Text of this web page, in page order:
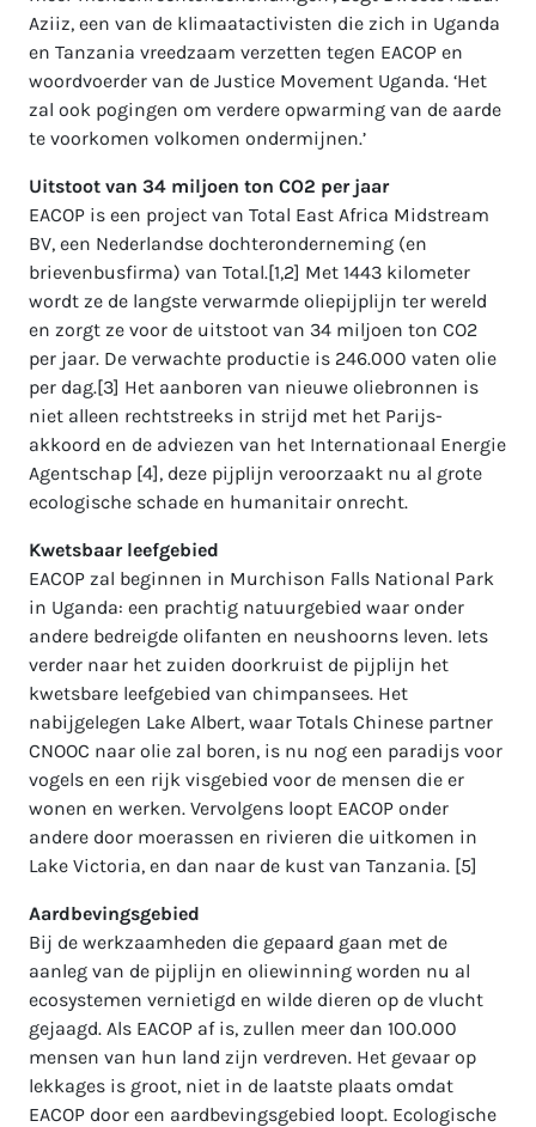
Aziiz, een van de klimaatactivisten die zich in Uganda
en Tanzania vreedzaam verzetten tegen EACOP en
woordvoerder van de Justice Movement Uganda. ‘Het
zal ook pogingen om verdere opwarming van de aarde
te voorkomen volkomen ondermijnen.’
Uitstoot van 34 miljoen ton CO2 per jaar
EACOP is een project van Total East Africa Midstream
BV, een Nederlandse dochteronderneming (en
brievenbusfirma) van Total.[1,2] Met 1443 kilometer
wordt ze de langste verwarmde oliepijplijn ter wereld
en zorgt ze voor de uitstoot van 34 miljoen ton CO2
per jaar. De verwachte productie is 246.000 vaten olie
per dag.[3] Het aanboren van nieuwe oliebronnen is
niet alleen rechtstreeks in strijd met het Parijs-
akkoord en de adviezen van het Internationaal Energie
Agentschap [4], deze pijplijn veroorzaakt nu al grote
ecologische schade en humanitair onrecht.
Kwetsbaar leefgebied
EACOP zal beginnen in Murchison Falls National Park
in Uganda: een prachtig natuurgebied waar onder
andere bedreigde olifanten en neushoorns leven. Iets
verder naar het zuiden doorkruist de pijplijn het
kwetsbare leefgebied van chimpansees. Het
nabijgelegen Lake Albert, waar Totals Chinese partner
CNOOC naar olie zal boren, is nu nog een paradijs voor
vogels en een rijk visgebied voor de mensen die er
wonen en werken. Vervolgens loopt EACOP onder
andere door moerassen en rivieren die uitkomen in
Lake Victoria, en dan naar de kust van Tanzania. [5]
Aardbevingsgebied
Bij de werkzaamheden die gepaard gaan met de
aanleg van de pijplijn en oliewinning worden nu al
ecosystemen vernietigd en wilde dieren op de vlucht
gejaagd. Als EACOP af is, zullen meer dan 100.000
mensen van hun land zijn verdreven. Het gevaar op
lekkages is groot, niet in de laatste plaats omdat
EACOP door een aardbevingsgebied loopt. Ecologische